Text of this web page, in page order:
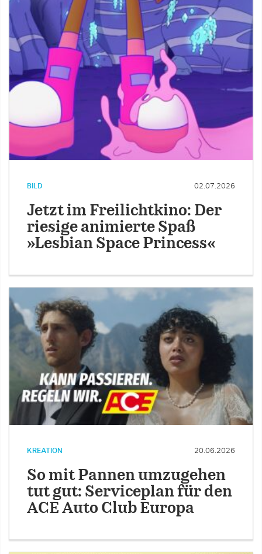
BILD 02.07.2026
Jetzt im Freilichtkino: Der
riesige animierte Spaß
»Lesbian Space Princess«
KREATION 20.06.2026
So mit Pannen umzugehen
tut gut: Serviceplan für den
ACE Auto Club Europa